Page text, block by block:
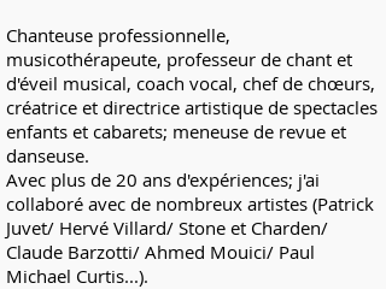
Chanteuse professionnelle,
musicothérapeute, professeur de chant et
d'éveil musical, coach vocal, chef de chœurs,
créatrice et directrice artistique de spectacles
enfants et cabarets; meneuse de revue et
danseuse.
Avec plus de 20 ans d'expériences; j'ai
collaboré avec de nombreux artistes (Patrick
Juvet/ Hervé Villard/ Stone et Charden/
Claude Barzotti/ Ahmed Mouici/ Paul
Michael Curtis...).